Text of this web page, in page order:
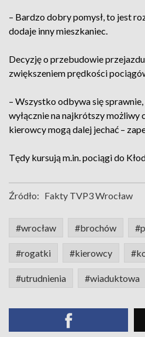
– Bardzo dobry pomysł, to jest
dodaje inny mieszkaniec.
Decyzję o przebudowie
zwiększeniem prędkości
– Wszystko odbywa się
wyłącznie na najkrótszy możliwy
kierowcy mogą dalej jechać –
Tędy kursują m.in. pociągi do
Źródło: Fakty TVP3 Wrocław
#wrocław #brochów
#rogatki #kierowcy
#utrudnienia #wiaduktowa